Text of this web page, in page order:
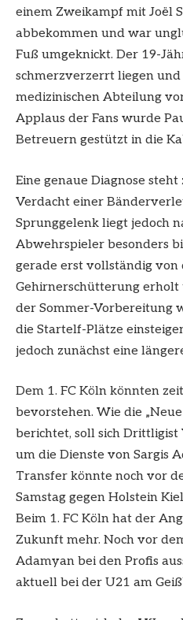
einem Zweikampf mit Joël
abbekommen und war
Fuß umgeknickt. Der 19-
schmerzverzerrt liegen
medizinischen Abteilung
Applaus der Fans wurde
Betreuern gestützt in die
Eine genaue Diagnose
Verdacht einer
Sprunggelenk liegt jedoch
Abwehrspieler besonders
gerade erst vollständig von
Gehirnerschütterung
der Sommer-Vorbereitung
die Startelf-Plätze
jedoch zunächst eine
Dem 1. FC Köln könnten
bevorstehen. Wie die
berichtet, soll sich
um die Dienste von Sargis
Transfer könnte noch vor
Samstag gegen Holstein
Beim 1. FC Köln hat der
Zukunft mehr. Noch vor
Adamyan bei den Profis
aktuell bei der U21 am